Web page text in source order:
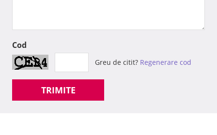
Cod
Greu de citit? Regenerare cod
TRIMITE